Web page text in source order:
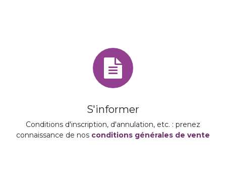
S'informer
Conditions d'inscription, d'annulation, etc. : prenez
connaissance de nos conditions générales de vente